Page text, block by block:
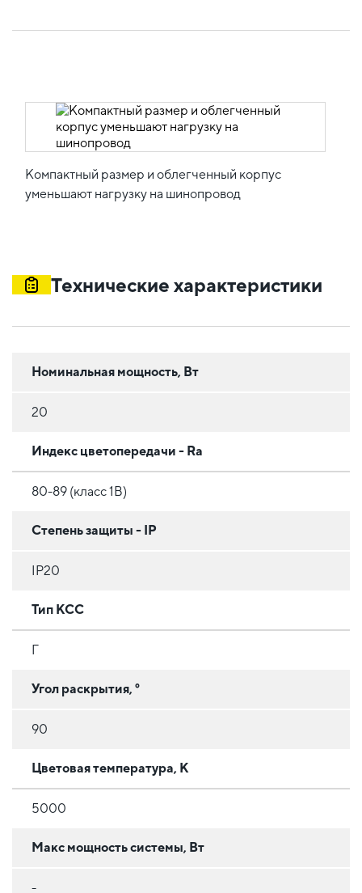
Компактный размер и облегченный корпус
уменьшают нагрузку на шинопровод
Технические характеристики
Номинальная мощность, Вт
20
Индекс цветопередачи - Ra
80-89 (класс 1B)
Степень защиты - IP
IP20
Тип КСС
Г
Угол раскрытия, °
90
Цветовая температура, К
5000
Макс мощность системы, Вт
-